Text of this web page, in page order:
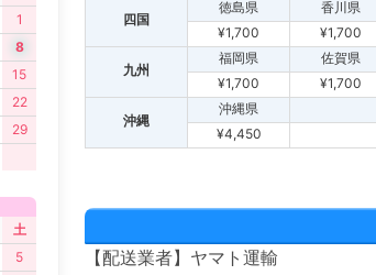
1
8
15
22
29
土
5
四国
徳島県 香川県
¥1,700
¥1,700
九州
福岡県 佐賀県
¥1,700
¥1,700
沖縄
沖縄県
¥4,450
【配送業者】ヤマト運輸